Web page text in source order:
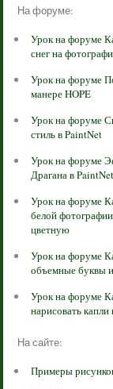
На форуме:
Урок на форуме
снег на
Урок на форуме
манере HOPE
Урок на форуме
стиль в PaintNet
Урок на форуме
Драгана в PaintNet
Урок на форуме
белой
цветную
Урок на форуме
объемные буквы
Урок на форуме
нарисовать
На сайте:
Примеры